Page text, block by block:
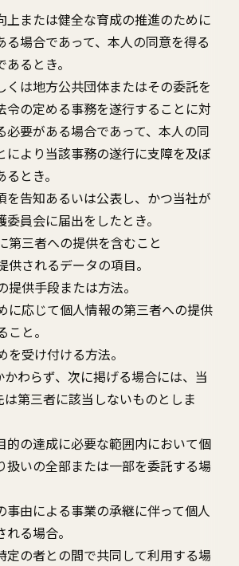
上または健全な育成の推進のために
る場合であって、本人の同意を得る
るとき。
くは地方公共団体またはその委託を
令の定める事務を遂行することに対
必要がある場合であって、本人の同
により当該事務の遂行に支障を及ぼ
とき。
を告知あるいは公表し、かつ当社が
員会に届出をしたとき。
第三者への提供を含むこと
供されるデータの項目。
提供手段または方法。
に応じて個人情報の第三者への提供
こと。
を受け付ける方法。
わらず、次に掲げる場合には、当
第三者に該当しないものとしま
的の達成に必要な範囲内において個
扱いの全部または一部を委託する場
事由による事業の承継に伴って個人
る場合。
定の者との間で共同して利用する場